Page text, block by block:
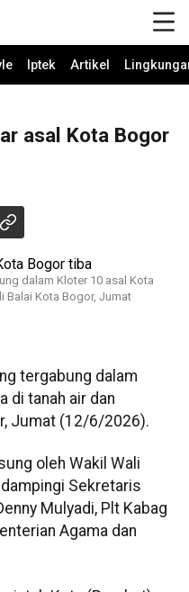
Iptek Artikel
asal Kota Bogor
dalam Kloter 10 asal Kota
Balai Kota Bogor, Jumat
tergabung dalam
di tanah air dan
Jumat (12/6/2026).
oleh Wakil Wali
Sekretaris
Mulyadi, Plt Kabag
Agama dan